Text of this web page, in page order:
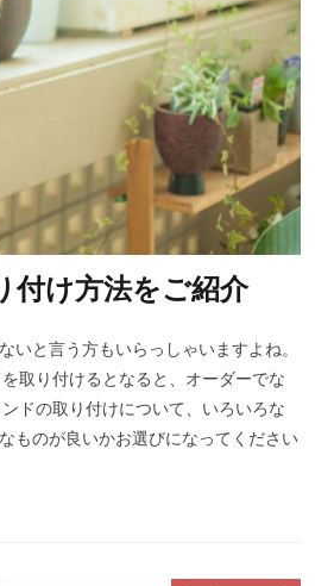
付け方法をご紹介
と言う方もいらっしゃいますよね。
取り付けるとなると、オーダーでな
ドの取り付けについて、いろいろな
ものが良いかお選びになってください